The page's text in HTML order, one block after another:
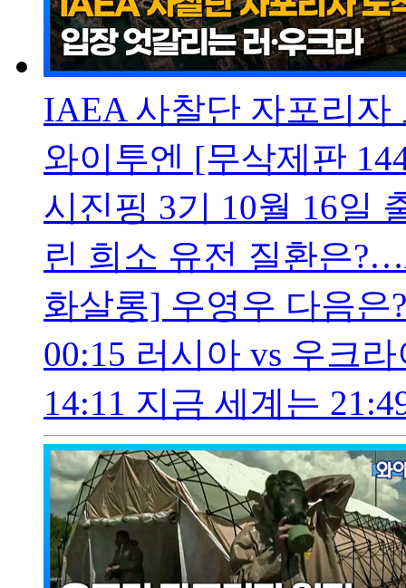
IAEA 사찰단 자포리자
와이투엔 [무삭제판
시진핑 3기 10월 16일
린 희소 유전 질환은
화살롱] 우영우 다음은
00:15 러시아 vs 우크
14:11 지금 세계는